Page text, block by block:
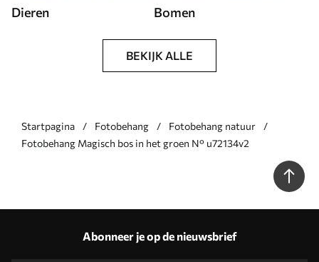
Dieren Bomen
BEKIJK ALLE
Startpagina Fotobehang
Fotobehang natuur
Fotobehang Magisch bos in het groen N° u72134v2
Abonneer je op de nieuwsbrief